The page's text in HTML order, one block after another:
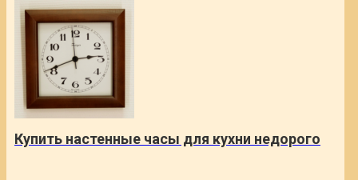
Купить настенные часы для кухни недорого